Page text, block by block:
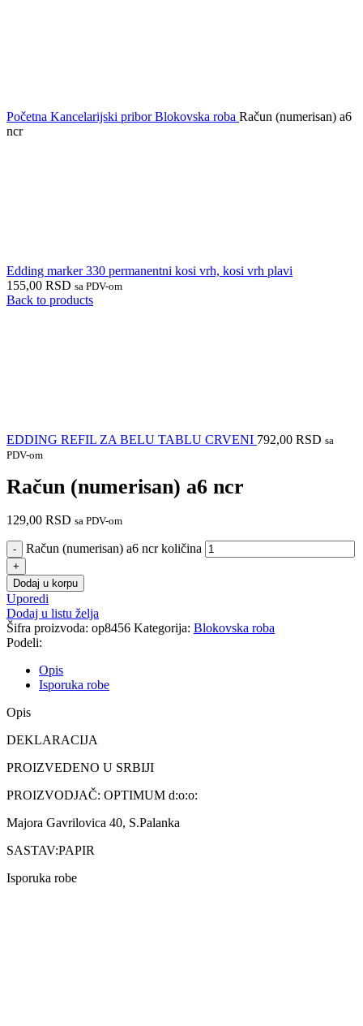
Početna Kancelarijski priborBlokovska roba Račun (numerisan) a6
ncr
Edding marker 330 permanentni kosi vrh, kosi vrh plavi
155,00 RSD sa PDV-om
Back to products
EDDING REFIL ZA BELU TABLU CRVENI 792,00 RSD sa
PDV-om
Račun (numerisan) a6 ncr
129,00 RSD sa PDV-om
Račun (numerisan) a6 ncr količina
Dodaj u korpu
Uporedi
Dodaj u listu želja
Šifra proizvoda: op8456 Kategorija: Blokovska roba
Podeli:
Opis
Isporuka robe
Opis
DEKLARACIJA
PROIZVEDENO U SRBIJI
PROIZVODJAČ: OPTIMUM d:o:o:
Majora Gavrilovica 40, S.Palanka
SASTAV:PAPIR
Isporuka robe